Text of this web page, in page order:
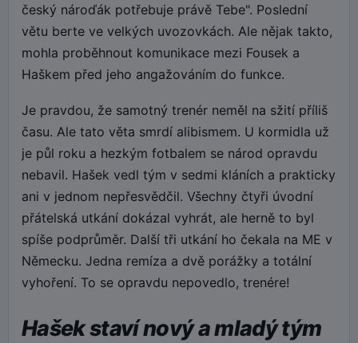
český nároďák potřebuje právě Tebe". Poslední
větu berte ve velkých uvozovkách. Ale nějak takto,
mohla proběhnout komunikace mezi Fousek a
Haškem před jeho angažováním do funkce.
Je pravdou, že samotný trenér neměl na sžití příliš
času. Ale tato věta smrdí alibismem. U kormidla už
je půl roku a hezkým fotbalem se národ opravdu
nebavil. Hašek vedl tým v sedmi kláních a prakticky
ani v jednom nepřesvědčil. Všechny čtyři úvodní
přátelská utkání dokázal vyhrát, ale herně to byl
spíše podprůměr. Další tři utkání ho čekala na ME v
Německu. Jedna remíza a dvě porážky a totální
vyhoření. To se opravdu nepovedlo, trenére!
Hašek staví nový a mladý tým